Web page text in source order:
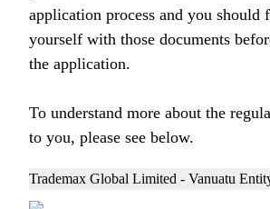
application process and you should
yourself with those documents
the application.
To understand more about the
to you, please see below.
Trademax Global Limited - Vanuatu